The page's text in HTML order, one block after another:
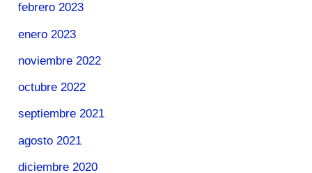
febrero 2023
enero 2023
noviembre 2022
octubre 2022
septiembre 2021
agosto 2021
diciembre 2020